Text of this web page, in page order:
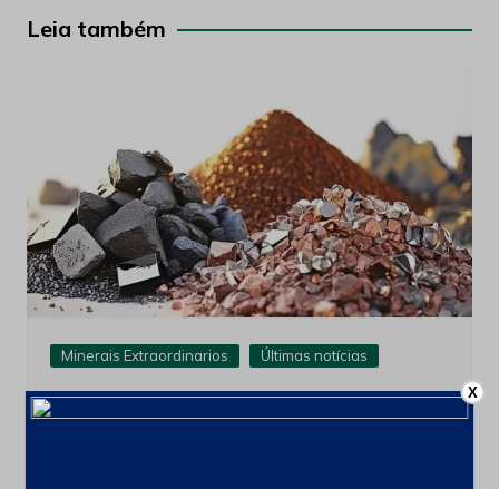
Post
Leia também
Minerais Extraordinarios Últimas notícias
França cria comissão para ampliar
cooperação com o Brasil em minerais
X